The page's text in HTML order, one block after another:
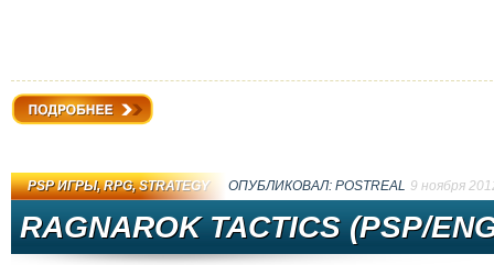
PSP ИГРЫ,RPG,STRATEGY ОПУБЛИКОВАЛ: PОSTRЕAL 9 ноября
RAGNAROK TACTICS (PSP/